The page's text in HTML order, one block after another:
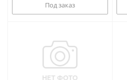
Под заказ